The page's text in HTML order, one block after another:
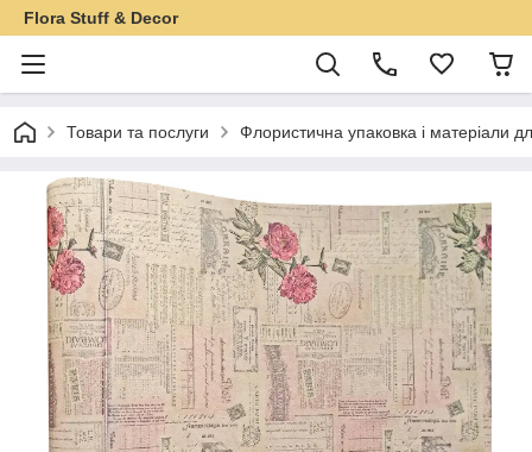
Flora Stuff & Decor
Товари та послуги Флористична упаковка і матеріали